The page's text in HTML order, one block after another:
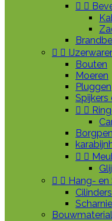
 
 
Bouten
Moeren
Pluggen
Spijkers
 
 
  Hang- en